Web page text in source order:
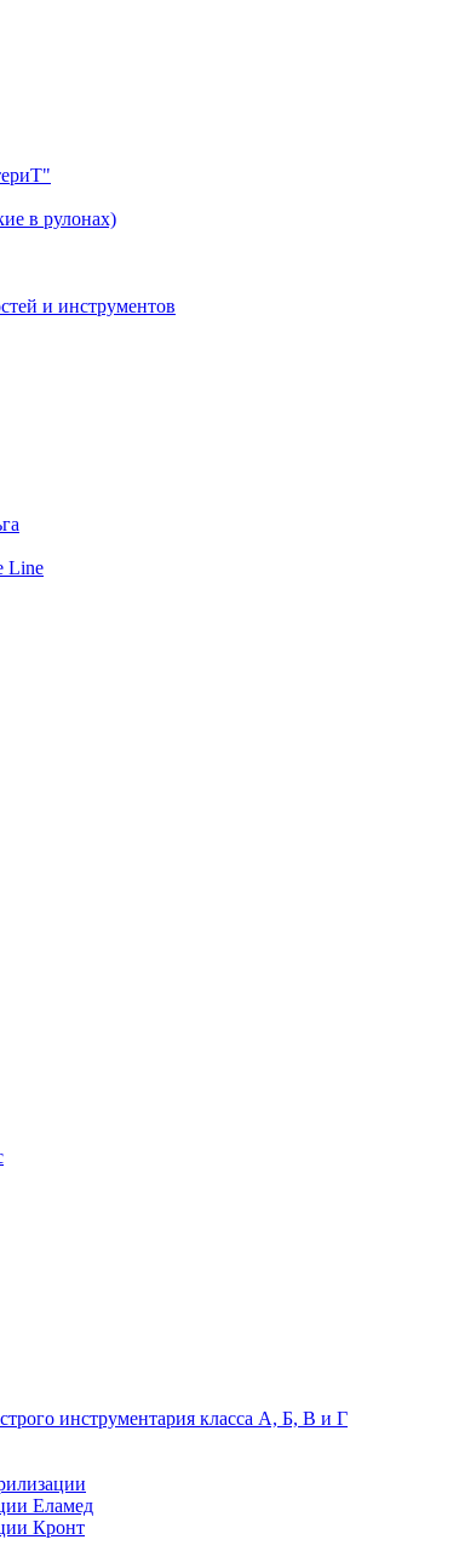
в рулонах)
и инструментов
Line
инструментария класса А, Б, В и Г
Еламед
Кронт